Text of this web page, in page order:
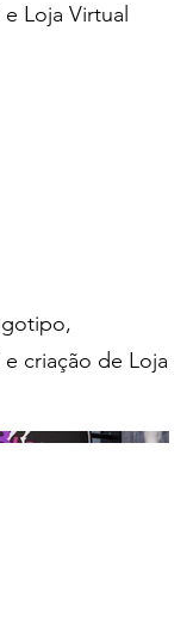
Loja Virtual
criação de Loja